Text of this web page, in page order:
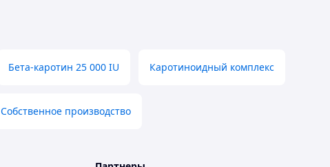
Бета-каротин 25 000 IU Каротиноидный комплекс
Собственное производство